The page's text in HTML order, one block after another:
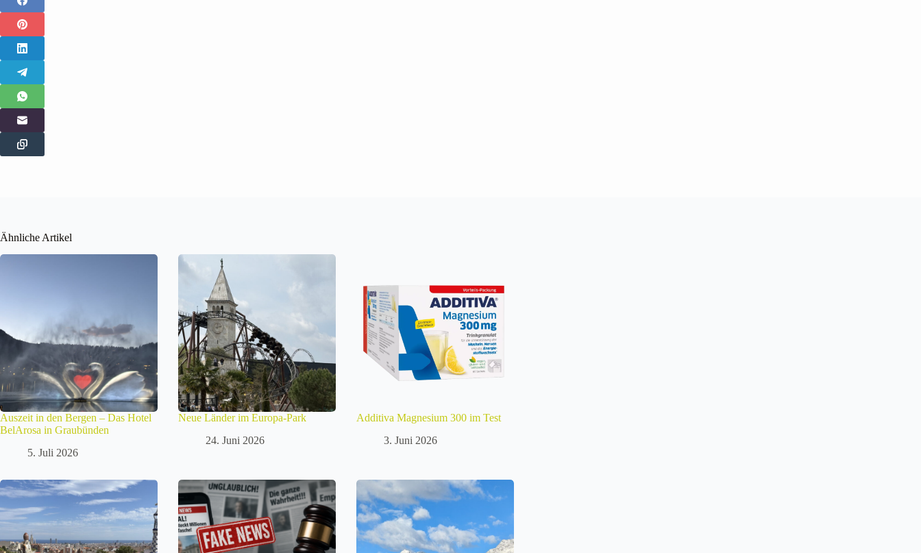
Ähnliche Artikel
Auszeit in den Bergen – Das Hotel
BelArosa in Graubünden
5. Juli 2026
Neue Länder im Europa-Park
24. Juni 2026
Additiva Magnesium 300 im Test
3. Juni 2026